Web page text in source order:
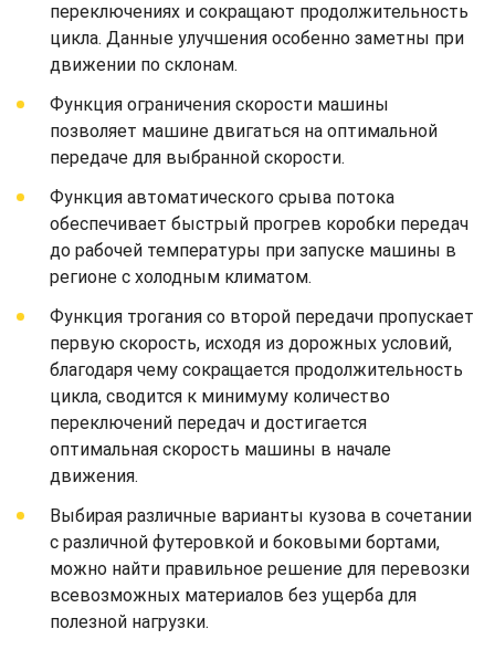
переключениях и сокращают продолжительность
цикла. Данные улучшения особенно заметны при
движении по склонам.
Функция ограничения скорости машины
позволяет машине двигаться на оптимальной
передаче для выбранной скорости.
Функция автоматического срыва потока
обеспечивает быстрый прогрев коробки передач
до рабочей температуры при запуске машины в
регионе с холодным климатом.
Функция трогания со второй передачи пропускает
первую скорость, исходя из дорожных условий,
благодаря чему сокращается продолжительность
цикла, сводится к минимуму количество
переключений передач и достигается
оптимальная скорость машины в начале
движения.
Выбирая различные варианты кузова в сочетании
с различной футеровкой и боковыми бортами,
можно найти правильное решение для перевозки
всевозможных материалов без ущерба для
полезной нагрузки.